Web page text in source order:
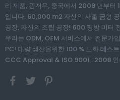
리 제품, 광저우, 중국에서 2009 년부터
입니다. 60,000 m2 자신의 사출 금형
공장, 자신의 조립 공장! 600 평방 미터
우리는 ODM, OEM 서비스에서 전문가
PC! 대량 생산을위한 100 % 노화 테스
CCC Approval & ISO 9001 : 2008 인